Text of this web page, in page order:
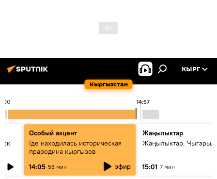
Кыргызстан
КЫРГ
14:57
Особый акцент
Где находилась историческая
прародина кыргызов
14:05 53 мин эфир
Жаңылыктар
Жаңылыктар.
15:01 7 мин